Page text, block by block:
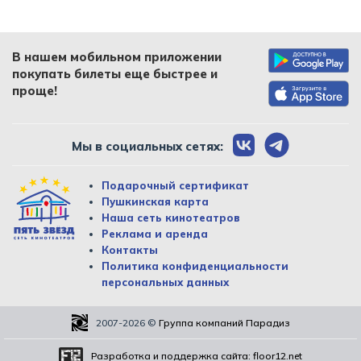
В нашем мобильном приложении
покупать билеты еще быстрее и
проще!
Мы в социальных сетях:
Подарочный сертификат
Пушкинская карта
Наша сеть кинотеатров
Реклама и аренда
Контакты
Политика конфиденциальности
персональных данных
2007-2026 © Группа компаний Парадиз
Разработка и поддержка сайта: floor12.net